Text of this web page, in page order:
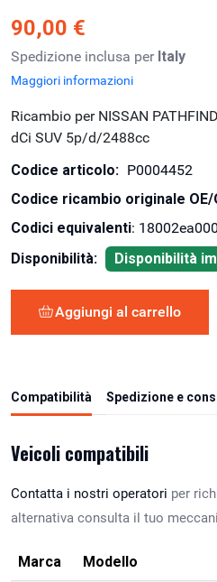
90,00 €
Spedizione inclusa per Italy
Maggiori informazioni
Ricambio per NISSAN
dCi SUV 5p/d/2488cc
Codice articolo: P0004452
Codice ricambio originale OE/
Codici equivalenti: 18002ea000
Disponibilità:
Disponibilità
Aggiungi al carrello
Compatibilità Spedizione e
Veicoli compatibili
Contatta i nostri operatori per
alternativa consulta il tuo
Marca Modello